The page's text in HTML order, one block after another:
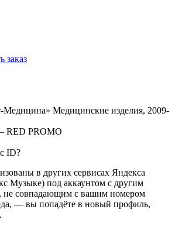
заказ
Медицинские изделия, 2009-
RED PROMO
ID?
в других сервисах Яндекса
Музыке) под аккаунтом с другим
не совпадающим с вашим номером
— вы попадёте в новый профиль,